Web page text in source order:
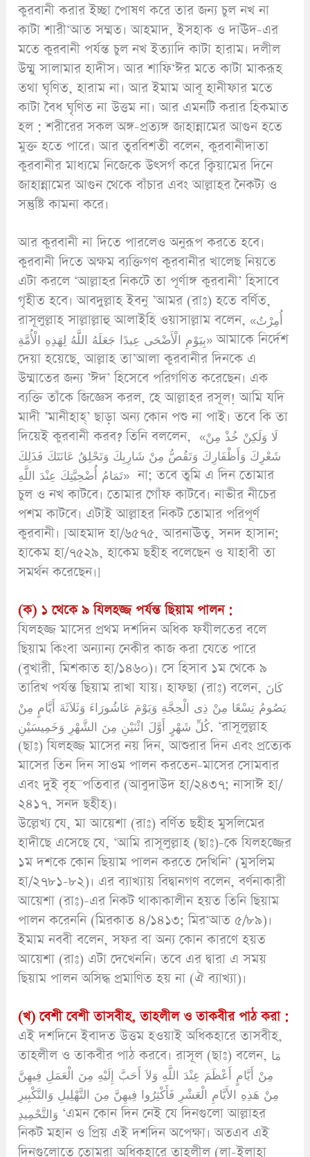
কুরবানী করার ইচ্ছা পোষণ করে তার জন্য চুল নখ না
কাটা শারী‘আত সম্মত। আহমাদ, ইসহাক ও দাঊদ-এর
মতে কুরবানী পর্যন্ত চুল নখ ইত্যাদি কাটা হারাম। দলীল
উম্মু সালামার হাদীস। আর শাফি‘ঈর মতে কাটা মাকরূহ
তথা ঘৃণিত, হারাম না। আর ইমাম আবূ হানীফার মতে
কাটা বৈধ ঘৃণিত না উত্তম না। আর এমনটি করার হিকমাত
হল : শরীরের সকল অঙ্গ-প্রত্যঙ্গ জাহান্নামের আগুন হতে
মুক্ত হতে পারে। আর তুরবিশতী বলেন, কুরবানীদাতা
কুরবানীর মাধ্যমে নিজেকে উৎসর্গ করে ক্বিয়ামের দিনে
জাহান্নামের আগুন থেকে বাঁচার এবং আল্লাহর নৈকট্য ও
সন্তুষ্টি কামনা করে।
আর কুরবানী না দিতে পারলেও অনুরূপ করতে হবে।
কুরবানী দিতে অক্ষম ব্যক্তিগণ কুরবানীর খালেছ নিয়তে
এটা করলে ‘আল্লাহর নিকটে তা পূর্ণাঙ্গ কুরবানী’ হিসাবে
গৃহীত হবে। আবদুল্লাহ ইবনু ’আমর (রাঃ) হতে বর্ণিত,
রাসূলুল্লাহ সাল্লাল্লাহু আলাইহি ওয়াসাল্লাম বলেন, «أُمِرْتُ
بِيَوْمِ الْأَضْحَى عِيدًا جَعَلَهُ اللَّهُ لِهَذِهِ الْأُمَّةِ» আমাকে নির্দেশ
দেয়া হয়েছে, আল্লাহ তা’আলা কুরবানীর দিনকে এ
উম্মাতের জন্য ’ঈদ’ হিসেবে পরিগণিত করেছেন। এক
ব্যক্তি তাঁকে জিজ্ঞেস করল, হে আল্লাহর রসূল! আমি যদি
মাদী ’মানীহাহ্’ ছাড়া অন্য কোন পশু না পাই। তবে কি তা
দিয়েই কুরবানী করব? তিনি বললেন, «لَا وَلَكِنْ خُذْ مِنْ
شَعْرِكَ وَأَظْفَارِكَ وَتَقُصُّ مِنْ شَارِبِكَ وَتَحْلِقُ عَانَتَكَ فَذَلِكَ
تَمَامُ أُضْحِيَّتِكَ عِنْدَ اللَّهِ» না; তবে তুমি এ দিন তোমার
চুল ও নখ কাটবে। তোমার গোঁফ কাটবে। নাভীর নীচের
পশম কাটবে। এটাই আল্লাহর নিকট তোমার পরিপূর্ণ
কুরবানী। [আহমাদ হা/৬৫৭৫, আরনাঊত্ব, সনদ হাসান;
হাকেম হা/৭৫২৯, হাকেম ছহীহ বলেছেন ও যাহাবী তা
সমর্থন করেছেন।]
(ক) ১ থেকে ৯ যিলহজ্জ পর্যন্ত ছিয়াম পালন :
যিলহজ্জ মাসের প্রথম দশদিন অধিক ফযীলতের বলে
ছিয়াম কিংবা অন্যান্য নেকীর কাজ করা যেতে পারে
(বুখারী, মিশকাত হা/১৪৬০)। সে হিসাব ১ম থেকে ৯
তারিখ পর্যন্ত ছিয়াম রাখা যায়। হাফছা (রাঃ) বলেন, كَانَ
يَصُومُ تِسْعًا مِنْ ذِى الْحِجَّةِ وَيَوْمَ عَاشُورَاءَ وَثَلاَثَةَ أَيَّامٍ مِنْ
كُلِّ شَهْرٍ أَوَّلَ اثْنَيْنِ مِنَ الشَّهْرِ وَخَمِيسَيْنِ. ‘রাসূলুল্লাহ
(ছাঃ) যিলহজ্জ মাসের নয় দিন, আশুরার দিন এবং প্রত্যেক
মাসের তিন দিন সাওম পালন করতেন-মাসের সোমবার
এবং দুই বৃহ¯পতিবার (আবুদাউদ হা/২৪৩৭; নাসাঈ হা/
২৪১৭, সনদ ছহীহ)।
উল্লেখ্য যে, মা আয়েশা (রাঃ) বর্ণিত ছহীহ মুসলিমের
হাদীছে এসেছে যে, ‘আমি রাসূলুল্লাহ (ছাঃ)-কে যিলহজ্জের
১ম দশকে কোন ছিয়াম পালন করতে দেখিনি’ (মুসলিম
হা/২৭৮১-৮২)। এর ব্যাখ্যায় বিদ্বানগণ বলেন, বর্ণনাকারী
আয়েশা (রাঃ)-এর নিকট থাকাকালীন হয়ত তিনি ছিয়াম
পালন করেননি (মিরকাত ৪/১৪১৩; মির‘আত ৫/৮৯)।
ইমাম নববী বলেন, সফর বা অন্য কোন কারণে হয়ত
আয়েশা (রাঃ) এটা দেখেননি। তবে এর দ্বারা এ সময়
ছিয়াম পালন অসিদ্ধ প্রমাণিত হয় না (ঐ ব্যাখ্যা)।
(খ) বেশীবেশী তাসবীহ, তাহলীল ও তাকবীর পাঠ করা :
এই দশদিনে ইবাদত উত্তম হওয়াই অধিকহারে তাসবীহ,
তাহলীল ও তাকবীর পাঠ করবে। রাসূল (ছাঃ) বলেন, مَا
مِنْ أَيَّامٍ أَعْظَمَ عِنْدَ اللَّهِ وَلاَ أَحَبَّ إِلَيْهِ مِنَ الْعَمَلِ فِيهِنَّ
مِنْ هَذِهِ الأَيَّامِ الْعَشْرِ فَأَكْثِرُوا فِيهِنَّ مِنَ التَّهْلِيلِ وَالتَّكْبِيرِ
وَالتَّحْمِيدِ ‘এমন কোন দিন নেই যে দিনগুলো আল্লাহর
নিকট মহান ও প্রিয় এই দশদিন অপেক্ষা। অতএব এই
দিনগুলোতে তোমরা অধিকহারে তাহলীল (লা-ইলাহা